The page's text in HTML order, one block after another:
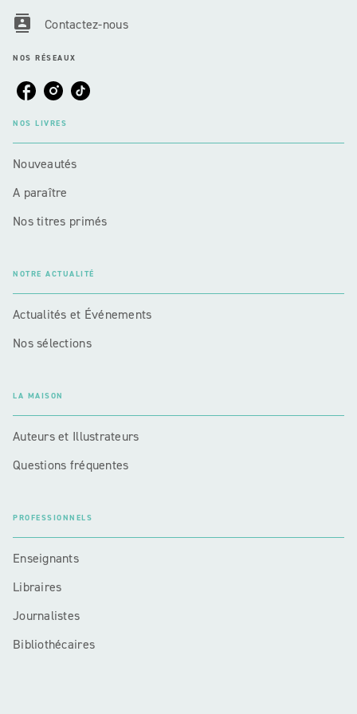
contacts Contactez-nous
NOS RÉSEAUX
NOS LIVRES
Nouveautés
A paraître
Nos titres primés
NOTRE ACTUALITÉ
Actualités et Événements
Nos sélections
LA MAISON
Auteurs et Illustrateurs
Questions fréquentes
PROFESSIONNELS
Enseignants
Libraires
Journalistes
Bibliothécaires